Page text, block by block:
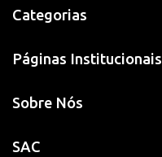
Categorias
Páginas Institucionais
Sobre Nós
SAC